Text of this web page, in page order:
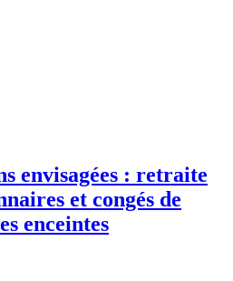
envisagées : retraite
et congés de
enceintes